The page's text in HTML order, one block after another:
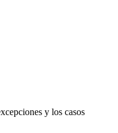
y los casos